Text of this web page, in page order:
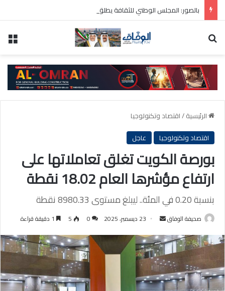
الرئيسية/اقتصاد وتكنولوجيا
اقتصاد وتكنولوجيا
عاجل
بورصة الكويت تغلق تعاملاتها على
ارتفاع مؤشرها العام 18.02 نقطة
بنسبة 0.20 في المئة.. ليبلغ مستوى 8980.33 نقطة
صحيفة الوفاق
أرسل
إلكترونيا
23 ديسمبر، 2025 0
5